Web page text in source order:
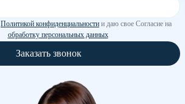
Политикой конфиденциальности и даю свое Согласие на
обработку персональных данных
Заказать звонок